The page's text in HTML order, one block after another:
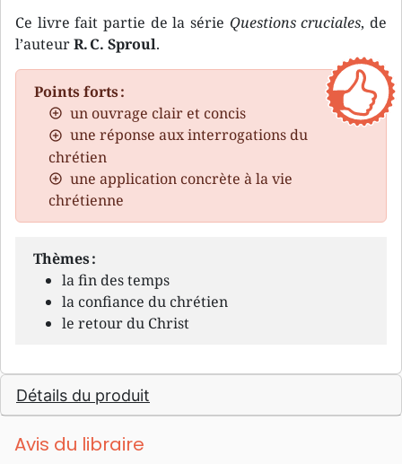
Ce livre fait partie de la série Questions cruciales, de
l’auteurR. C. Sproul.
Points forts :
un ouvrage clair et concis
une réponse aux interrogations du
chrétien
une application concrète à la vie
chrétienne
Thèmes :
la fin des temps
la confiance du chrétien
le retour du Christ
Détails du produit
Avis du libraire